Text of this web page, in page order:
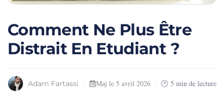
Comment Ne Plus Être
Distrait En Etudiant ?
Adam Fartassi Maj le 5 avril 2026 5 min de lecture